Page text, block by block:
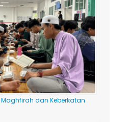
dan Keberkatan